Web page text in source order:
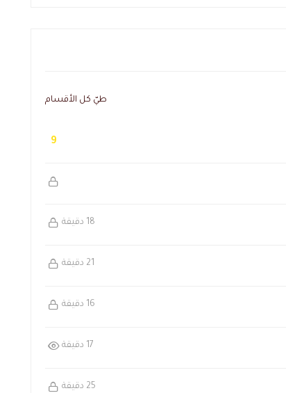
طيّ كل الأقسام
9
18 دقيقة
21 دقيقة
16 دقيقة
17 دقيقة
25 دقيقة